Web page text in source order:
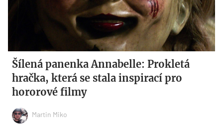
Šílená panenka Annabelle: Prokletá
hračka, která se stala inspirací pro
hororové filmy
Martin Miko